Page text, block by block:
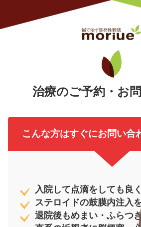
突発性難聴が鍼で治っ
鍼治
よくある質問 無
治療のご予約・お
こんな方はすぐにお問い合
入院して点滴をしても良
ステロイドの鼓膜内注入
退院後もめまい・ふらつ